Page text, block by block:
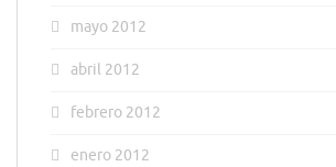
mayo 2012
abril 2012
febrero 2012
enero 2012